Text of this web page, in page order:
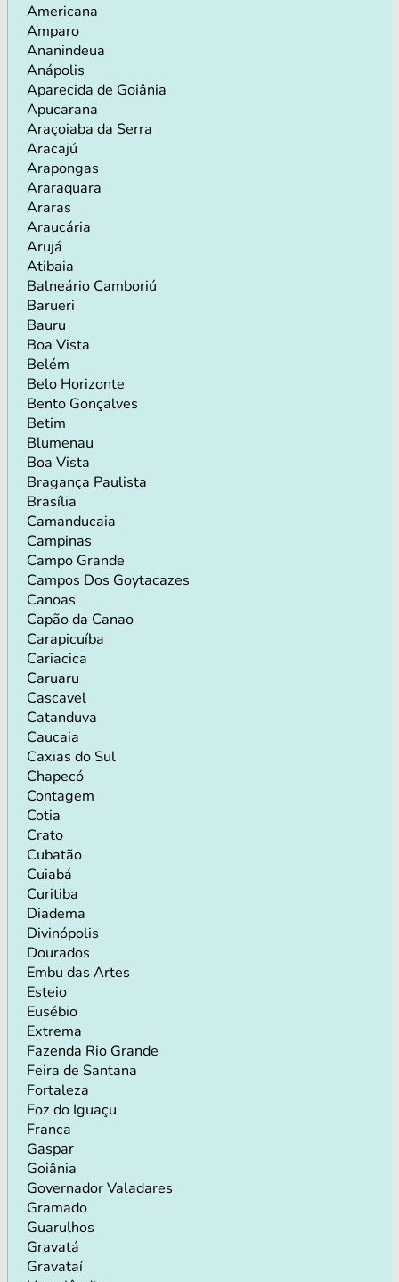
Americana
Amparo
Ananindeua
Anápolis
Aparecida de Goiânia
Apucarana
Araçoiaba da Serra
Aracajú
Arapongas
Araraquara
Araras
Araucária
Arujá
Atibaia
Balneário Camboriú
Barueri
Bauru
Boa Vista
Belém
Belo Horizonte
Bento Gonçalves
Betim
Blumenau
Boa Vista
Bragança Paulista
Brasília
Camanducaia
Campinas
Campo Grande
Campos Dos Goytacazes
Canoas
Capão da Canao
Carapicuíba
Cariacica
Caruaru
Cascavel
Catanduva
Caucaia
Caxias do Sul
Chapecó
Contagem
Cotia
Crato
Cubatão
Cuiabá
Curitiba
Diadema
Divinópolis
Dourados
Embu das Artes
Esteio
Eusébio
Extrema
Fazenda Rio Grande
Feira de Santana
Fortaleza
Foz do Iguaçu
Franca
Gaspar
Goiânia
Governador Valadares
Gramado
Guarulhos
Gravatá
Gravataí